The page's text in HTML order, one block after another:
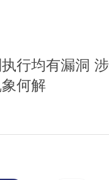
行均有漏洞 涉
何解